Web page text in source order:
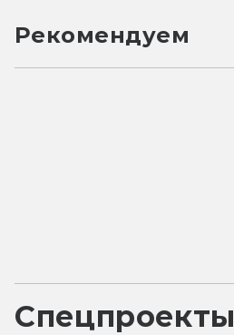
Рекомендуем
Спецпроекты